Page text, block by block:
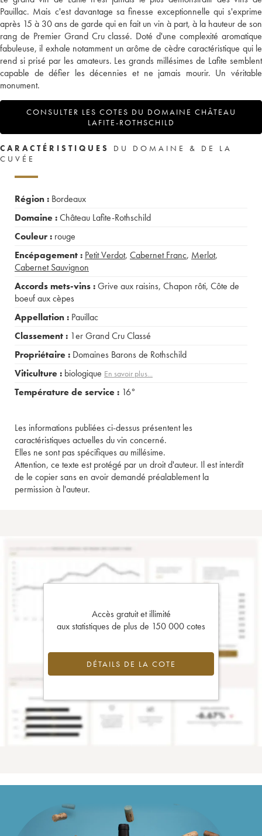
Pauillac. Mais c'est davantage sa finesse exceptionnelle qui s'exprime
après 15 à 30 ans de garde qui en fait un vin à part, à la hauteur de son
rang de Premier Grand Cru classé. Doté d'une complexité aromatique
fabuleuse, il exhale notamment un arôme de cèdre caractéristique qui le
rend si prisé par les amateurs. Les grands millésimes de Lafite semblent
capable de défier les décennies et ne jamais mourir. Un véritable
monument.
CONSULTER LES COTES DU DOMAINE CHÂTEAU
LAFITE-ROTHSCHILD
CARACTÉRISTIQUES
DU DOMAINE & DE LA
CUVÉE
Région : Bordeaux
Domaine :Château Lafite-Rothschild
Couleur : rouge
Encépagement : Petit Verdot, Cabernet Franc, Merlot,
Cabernet Sauvignon
Accords mets-vins :Grive aux raisins, Chapon rôti, Côte de
boeuf aux cèpes
Appellation : Pauillac
Classement : 1er Grand Cru Classé
Propriétaire : Domaines Barons de Rothschild
Viticulture : biologique En savoir plus...
Température de service : 16°
Les informations publiées ci-dessus présentent les
caractéristiques actuelles du vin concerné.
Elles ne sont pas spécifiques au millésime.
Attention, ce texte est protégé par un droit d'auteur. Il est interdit
de le copier sans en avoir demandé préalablement la
permission à l'auteur.
Accès gratuit et illimité
aux statistiques de plus de 150 000 cotes
DÉTAILS DE LA COTE